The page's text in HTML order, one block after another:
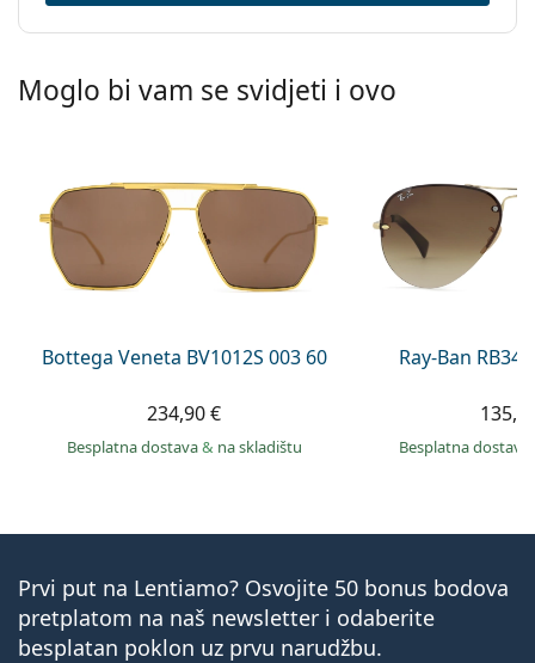
Moglo bi vam se svidjeti i ovo
Bottega Veneta BV1012S 003 60
234,90 €
Besplatna dostava& na skladištu
Ray-Ban
Besplatna dostava
Prvi put na Lentiamo? Osvojite 50 bonus bodova
pretplatom na naš newsletter i odaberite
besplatan poklon uz prvu narudžbu.